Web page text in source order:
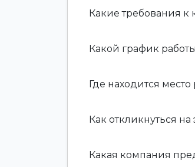
Какие требования к
Какой график
Где находится
Как откликнуться на
Какая компания